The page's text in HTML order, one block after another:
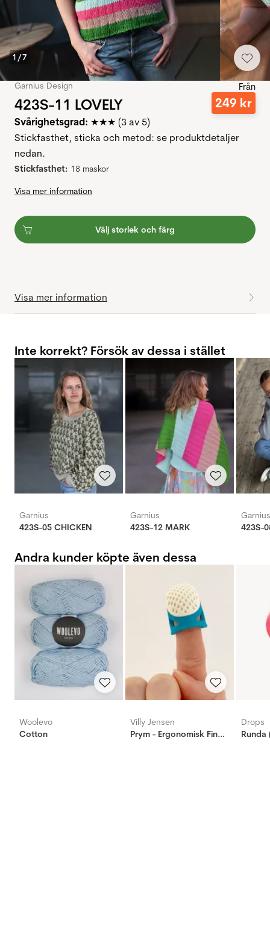
1 /7
Garnius Design
423S-11 LOVELY
Från
249 kr
Svårighetsgrad: ★★★ (3 av 5)
Stickfasthet, sticka och metod: se produktdetaljer
nedan.
Stickfasthet: 18 maskor
Visa mer information
Välj storlek och färg
Visa mer information
Inte korrekt? Försök av dessa i stället
Garnius
423S-05 CHICKEN
Garnius
423S-12 MARK
Garnius
423S-
Andra kunder köpte även dessa
Woolevo
Cotton
Villy Jensen
Prym - Ergonomisk Fingerbøl, X-Large
Drops
Runda